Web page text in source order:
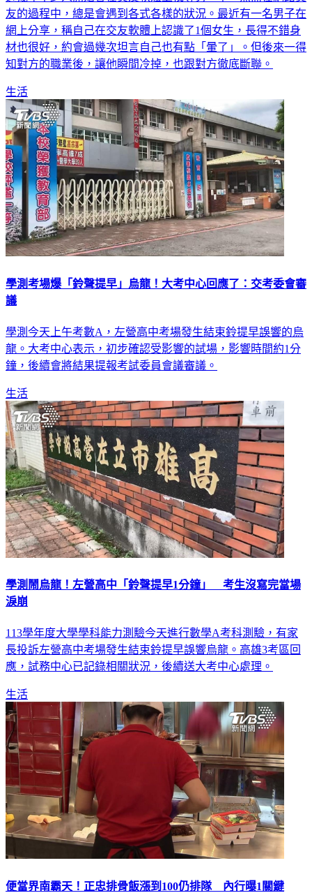
友的過程中，總是會遇到各式各樣的狀況。最近有一名男子在
網上分享，稱自己在交友軟體上認識了1個女生，長得不錯身
材也很好，約會過幾次坦言自己也有點「暈了」。但後來一得
知對方的職業後，讓他瞬間冷掉，也跟對方徹底斷聯。
生活
學測考場爆「鈴聲提早」烏龍！大考中心回應了：交考委會審
議
學測今天上午考數A，左營高中考場發生結束鈴提早誤響的烏
龍。大考中心表示，初步確認受影響的試場，影響時間約1分
鐘，後續會將結果提報考試委員會議審議。
生活
學測鬧烏龍！左營高中「鈴聲提早1分鐘」 考生沒寫完當場
淚崩
113學年度大學學科能力測驗今天進行數學A考科測驗，有家
長投訴左營高中考場發生結束鈴提早誤響烏龍。高雄3考區回
應，試務中心已記錄相關狀況，後續送大考中心處理。
生活
便當界南霸天！正忠排骨飯漲到100仍排隊 內行曝1關鍵